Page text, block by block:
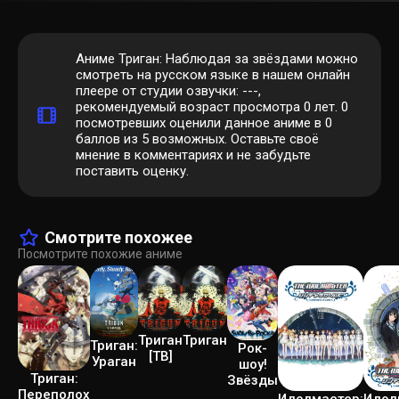
Аниме Триган: Наблюдая за звёздами можно
смотреть на русском языке в нашем онлайн
плеере от студии озвучки: ---,
рекомендуемый возраст просмотра 0 лет. 0
посмотревших оценили данное аниме в 0
баллов из 5 возможных. Оставьте своё
мнение в комментариях и не забудьте
поставить оценку.
Смотрите похожее
Посмотрите похожие аниме
Триган:
Переполох
Триган:
Ураган
Триган
[ТВ]
Триган
Рок-
шоу!
Звёзды